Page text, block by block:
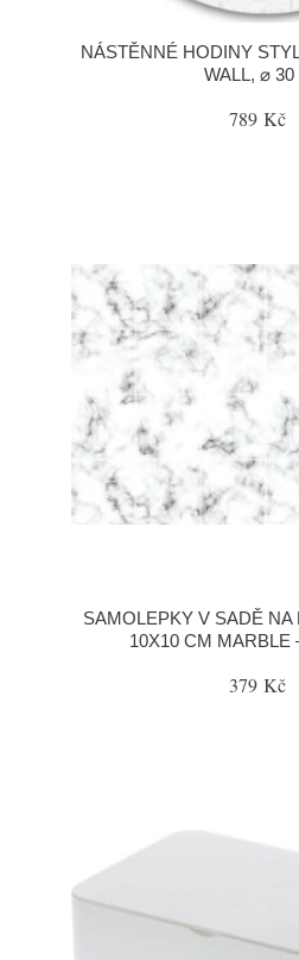
NÁSTĚNNÉ HODINY
WALL, ⌀ 30
789 Kč
SAMOLEPKY V SADĚ NA
10X10 CM MARBLE
379 Kč